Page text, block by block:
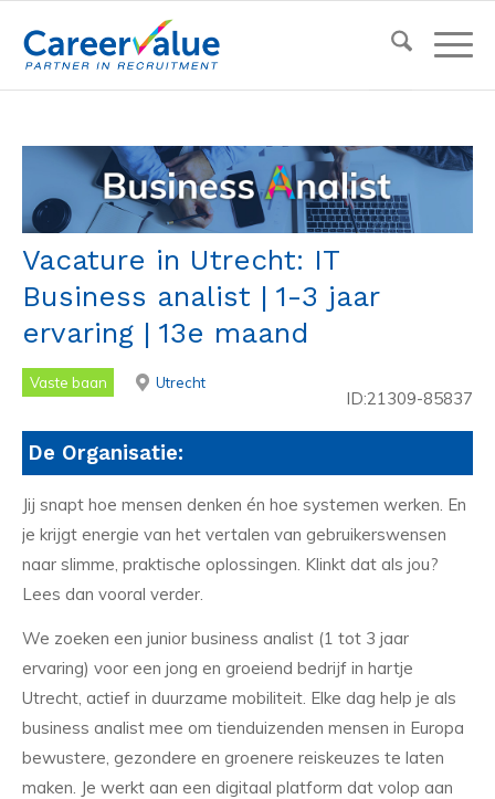
Vacature in Utrecht: IT
Business analist | 1-3 jaar
ervaring | 13e maand
Vaste baan Utrecht
ID:21309-85837
De Organisatie:
Jij snapt hoe mensen denken én hoe systemen werken. En
je krijgt energie van het vertalen van gebruikerswensen
naar slimme, praktische oplossingen. Klinkt dat als jou?
Lees dan vooral verder.
We zoeken een junior business analist (1 tot 3 jaar
ervaring) voor een jong en groeiend bedrijf in hartje
Utrecht, actief in duurzame mobiliteit. Elke dag help je als
business analist mee om tienduizenden mensen in Europa
bewustere, gezondere en groenere reiskeuzes te laten
maken. Je werkt aan een digitaal platform dat volop aan